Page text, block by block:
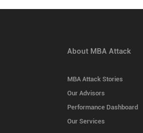
About MBA Attack
MBA Attack Stories
Our Advisors
Performance Dashboard
Our Services